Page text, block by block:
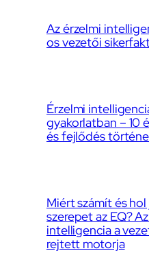
Az érzelmi
os vezetői
Érzelmi
gyakorlatban – 10
és fejlődés
Miért számít és
szerepet az EQ?
intelligencia a
rejtett motorja